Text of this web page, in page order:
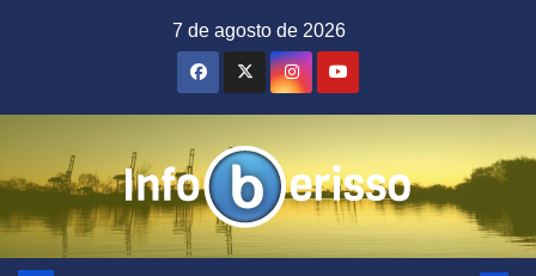
7 de agosto de 2026